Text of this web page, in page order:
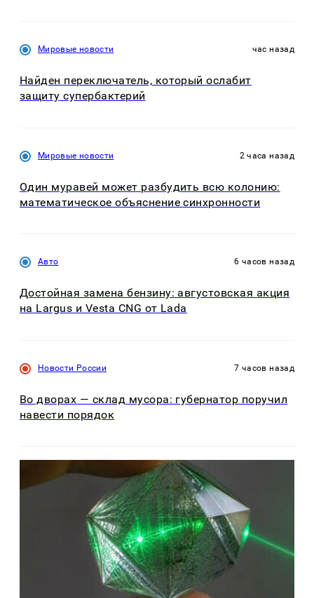
Мировые новости час назад
Найден переключатель, который ослабит
защиту супербактерий
Мировые новости 2 часа назад
Один муравей может разбудить всю колонию:
математическое объяснение синхронности
Авто 6 часов назад
Достойная замена бензину: августовская акция
на Largus и Vesta CNG от Lada
Новости России 7 часов назад
Во дворах — склад мусора: губернатор поручил
навести порядок